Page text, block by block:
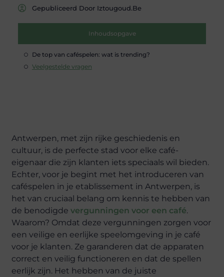
Gepubliceerd Door Iztougoud.be
Inhoudsopgave
De top van caféspelen: wat is trending?
Veelgestelde vragen
Antwerpen, met zijn rijke geschiedenis en
cultuur, is de perfecte stad voor elke café-
eigenaar die zijn klanten iets speciaals wil bieden.
Echter, voor je begint met het introduceren van
caféspelen in je etablissement in Antwerpen, is
het van cruciaal belang om kennis te hebben van
de benodigdevergunningen voor een café.
Waarom? Omdat deze vergunningen zorgen voor
een veilige en eerlijke speelomgeving in je café
voor je klanten. Ze garanderen dat de apparaten
correct en veilig functioneren en dat de spellen
eerlijk zijn. Het hebben van de juiste